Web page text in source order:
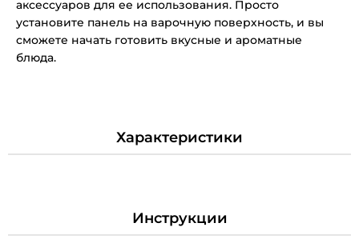
Характеристики
Инструкции
аксессуаров для ее использования. Просто
установите панель на варочную поверхность, и вы
сможете начать готовить вкусные и ароматные
блюда.